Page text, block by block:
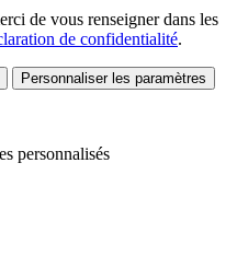
de vous renseigner dans les
de confidentialité.
Personnaliser les paramètres
personnalisés